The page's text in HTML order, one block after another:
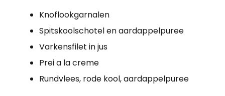
Knoflookgarnalen
Spitskoolschotel en aardappelpuree
Varkensfilet in jus
Prei a la creme
Rundvlees, rode kool, aardappelpuree